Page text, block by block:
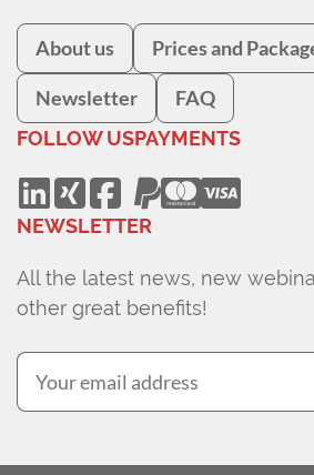
About us Prices and
Newsletter FAQ
FOLLOW USPAYMENTS
NEWSLETTER
All the latest news, new
other great benefits!